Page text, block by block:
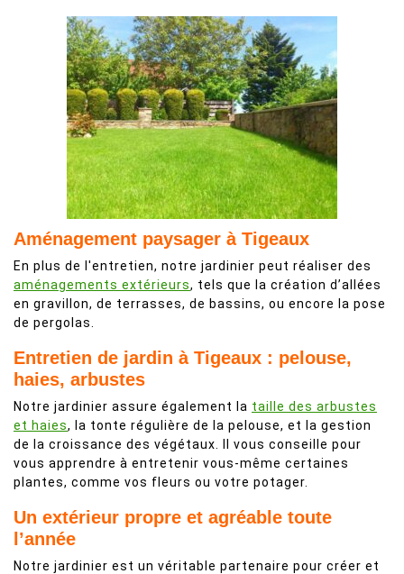
Aménagement paysager à Tigeaux
En plus de l'entretien, notre jardinier peut réaliser des
aménagements extérieurs, tels que la création d’allées
en gravillon, de terrasses, de bassins, ou encore la pose
de pergolas.
Entretien de jardin à Tigeaux : pelouse,
haies, arbustes
Notre jardinier assure également la taille des arbustes
et haies, la tonte régulière de la pelouse, et la gestion
de la croissance des végétaux. Il vous conseille pour
vous apprendre à entretenir vous-même certaines
plantes, comme vos fleurs ou votre potager.
Un extérieur propre et agréable toute
l’année
Notre jardinier est un véritable partenaire pour créer et